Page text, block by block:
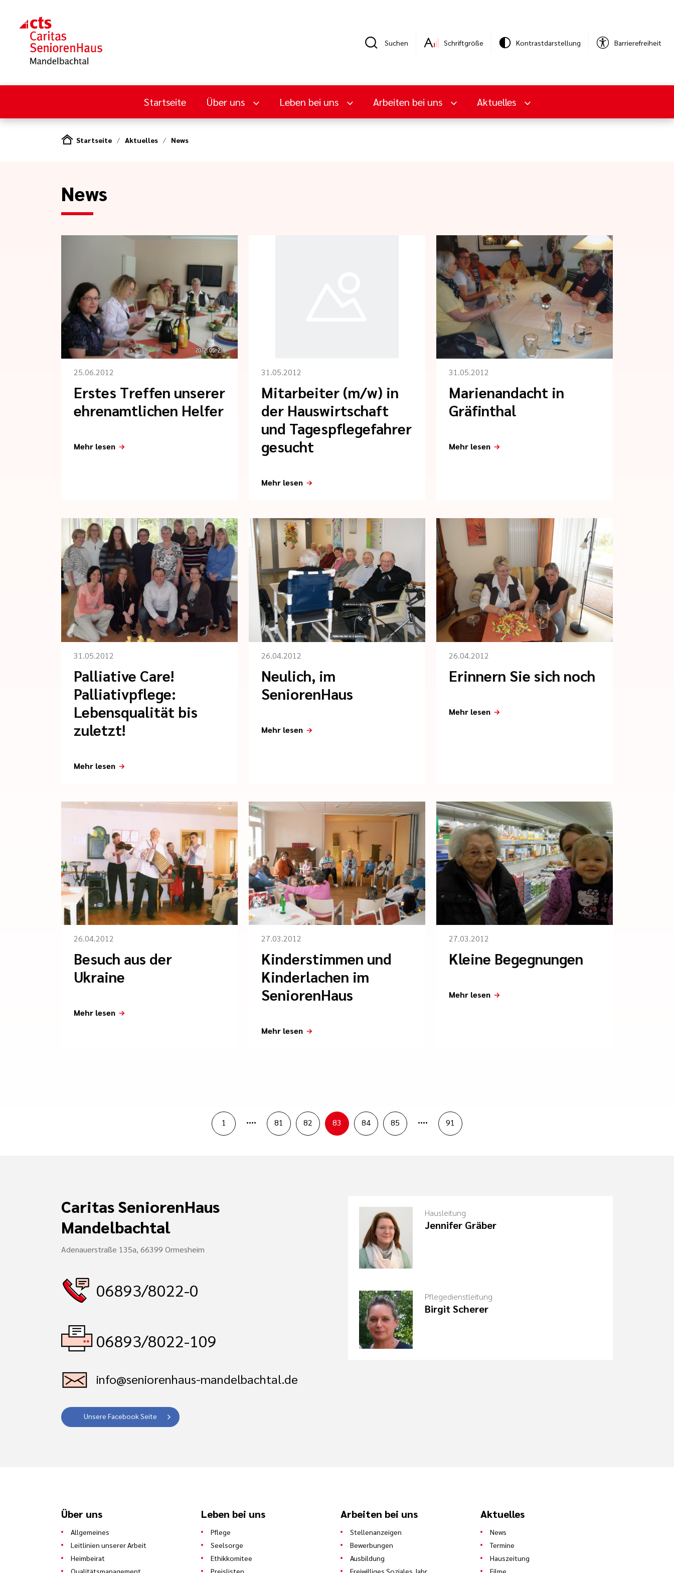
Suchen Schriftgröße Kontrastdarstellung Barrierefreiheit
Startseite Über uns Leben bei uns Arbeiten bei uns Aktuelles
Startseite Aktuelles News
News
25.06.2012
Erstes Treffen unserer
ehrenamtlichen Helfer
Mehr lesen
31.05.2012
Mitarbeiter (m/w) in
der Hauswirtschaft
und Tagespflegefahrer
gesucht
Mehr lesen
31.05.2012
Marienandacht in
Gräfinthal
Mehr lesen
31.05.2012
Palliative Care!
Palliativpflege:
Lebensqualität bis
zuletzt!
Mehr lesen
26.04.2012
Neulich, im
SeniorenHaus
Mehr lesen
26.04.2012
Erinnern Sie sich noch
Mehr lesen
26.04.2012
Besuch aus der
Ukraine
Mehr lesen
27.03.2012
Kinderstimmen und
Kinderlachen im
SeniorenHaus
Mehr lesen
27.03.2012
Kleine Begegnungen
Mehr lesen
1 .... 81 82 83 84 85 .... 91
Caritas SeniorenHaus
Mandelbachtal
Adenauerstraße 135a, 66399 Ormesheim
06893/8022-0
06893/8022-109
info@seniorenhaus-mandelbachtal.de
Unsere Facebook Seite
Hausleitung
Jennifer Gräber
Pflegedienstleitung
Birgit Scherer
Über uns
Allgemeines
Leitlinien unserer Arbeit
Heimbeirat
Qualitätsmanagement
Leben bei uns
Pflege
Seelsorge
Ethikkomitee
Preislisten
Arbeiten bei uns
Stellenanzeigen
Bewerbungen
Ausbildung
Freiwilliges Soziales Jahr
Aktuelles
News
Termine
Hauszeitung
Filme